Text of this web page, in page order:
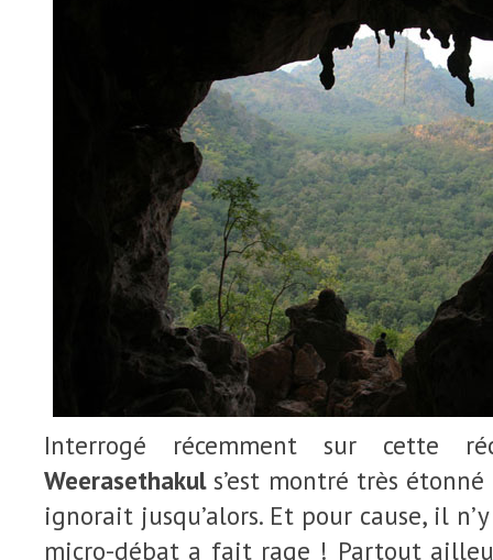
Interrogé récemment sur cette
Weerasethakuls’est montré très
ignorait jusqu’alors. Et pour cause, il
micro-débat a fait rage ! Partout